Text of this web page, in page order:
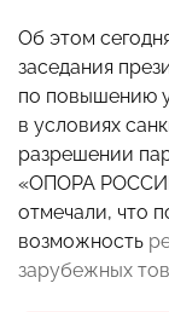
Об этом
заседания
по повышению
в условиях
разрешении
«ОПОРА
отмечали, что
возможность
зарубежных